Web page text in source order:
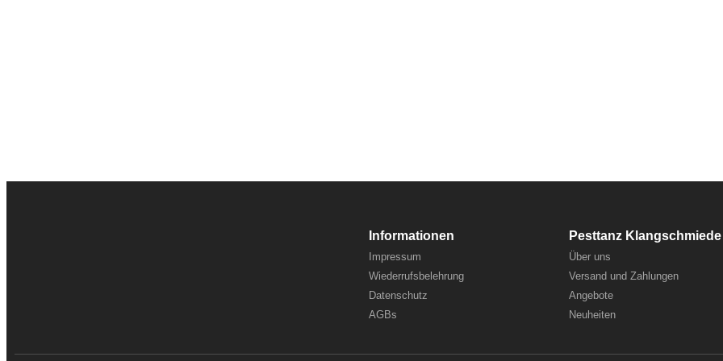
Informationen
Impressum
Wiederrufsbelehrung
Datenschutz
AGBs
Pesttanz Klangschmiede
Über uns
Versand und Zahlungen
Angebote
Neuheiten